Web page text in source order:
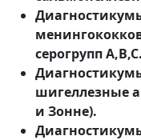
серогрупп A,B,C.
шигеллезные
и Зонне).